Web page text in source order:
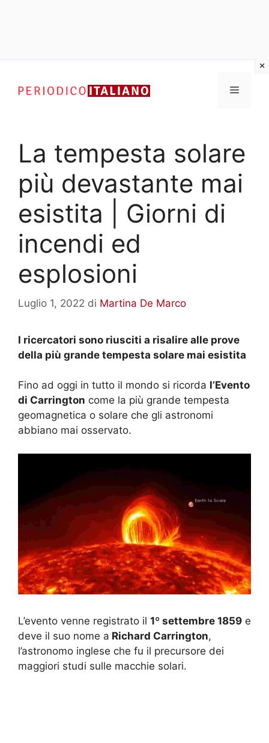
contenuto
Menu
La tempesta solare
più devastante mai
esistita | Giorni di
incendi ed
esplosioni
Luglio 1, 2022 di Martina De Marco
I ricercatori sono riusciti a risalire alle prove
della più grande tempesta solare mai esistita
Fino ad oggi in tutto il mondo si ricorda l’Evento
di Carrington come la più grande tempesta
geomagnetica o solare che gli astronomi
abbiano mai osservato.
L’evento venne registrato il 1º settembre 1859 e
deve il suo nome a Richard Carrington,
l’astronomo inglese che fu il precursore dei
maggiori studi sulle macchie solari.